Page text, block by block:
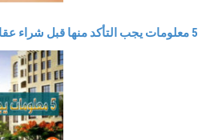
5 معلومات يجب التأكد منها قبل شراء عقارك